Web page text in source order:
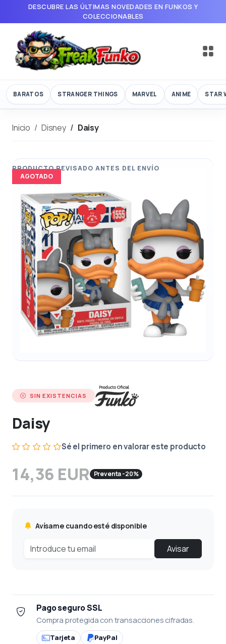
DESCUBRE LAS ÚLTIMAS NOVEDADES EN FUNKOS Y
COLECCIONABLES
BARATOS STRANGER THINGS MARVEL ANIME STAR
Inicio Disney Daisy
AGOTADO
SIN EXISTENCIAS
Daisy
Sé el primero en valorar este producto
14,36 EUR Preventa -20%
Avísame cuando esté disponible
Avisar
Pago seguro SSL
Compra protegida con transacciones cifradas.
Tarjeta PayPal